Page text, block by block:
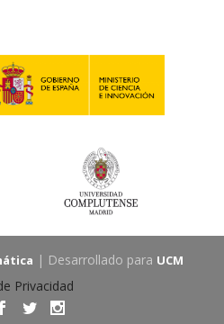
| Desarrollado para UCM
Privacidad